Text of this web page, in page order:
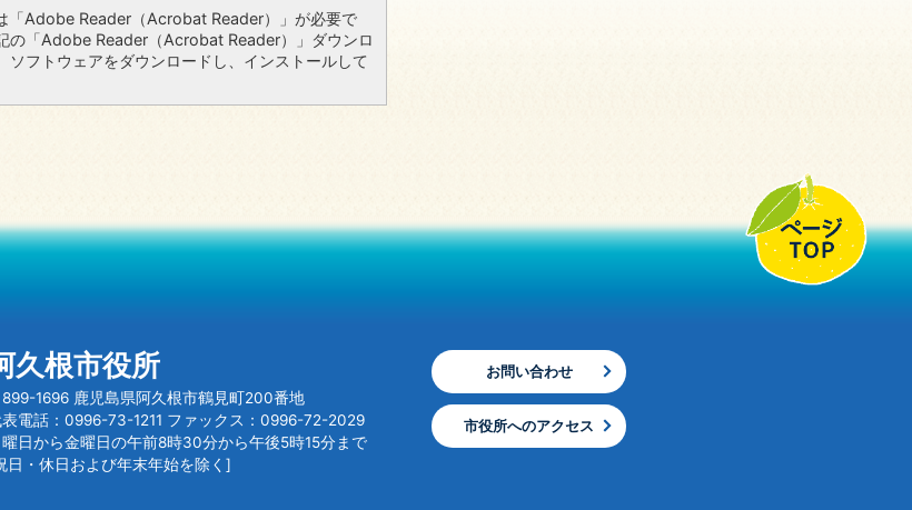
「Adobe Reader（Acrobat Reader）」が必要で
の「Adobe Reader（Acrobat Reader）」ダウンロ
ソフトウェアをダウンロードし、インストールして
久根市役所
899-1696 鹿児島県阿久根市鶴見町200番地
電話：0996-73-1211 ファックス：0996-72-2029
曜日から金曜日の午前8時30分から午後5時15分まで
日・休日および年末年始を除く]
お問い合わせ
市役所へのアクセス